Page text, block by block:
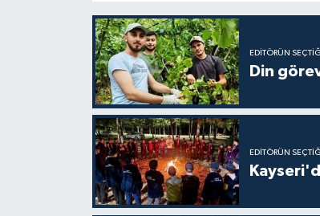
EDITÖRÜN SEÇTIĞI
Din
EDITÖRÜN SEÇTIĞI
Gümüşhane Müftülüğü
Hakkari Müftülüğü
Hatay Müftülüğü
Iğdır Müftülüğü
Isparta Müftülüğü